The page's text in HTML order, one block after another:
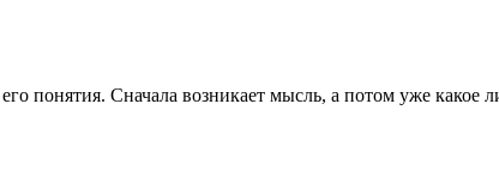
понятия. Сначала возникает мысль, а потом уже